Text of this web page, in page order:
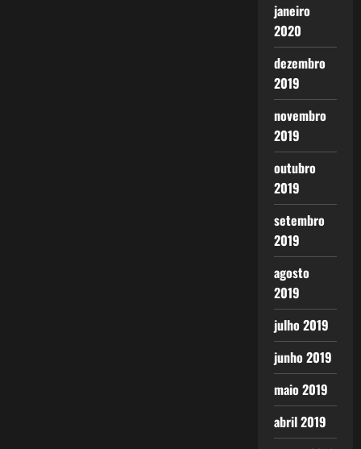
janeiro
2020
dezembro
2019
novembro
2019
outubro
2019
setembro
2019
agosto
2019
julho 2019
junho 2019
maio 2019
abril 2019